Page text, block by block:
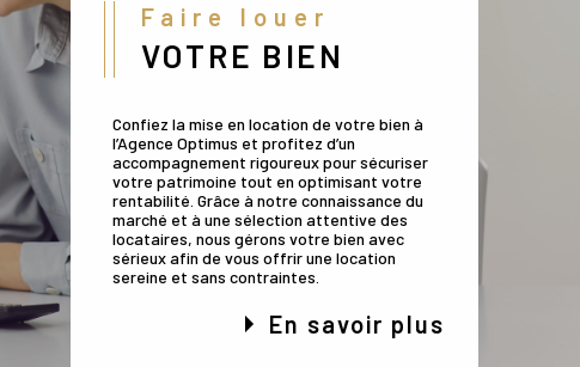
Faire louer
VOTRE BIEN
Confiez la mise en location de votre bien à
l’Agence Optimus et profitez d’un
accompagnement rigoureux pour sécuriser
votre patrimoine tout en optimisant votre
rentabilité. Grâce à notre connaissance du
marché et à une sélection attentive des
locataires, nous gérons votre bien avec
sérieux afin de vous offrir une location
sereine et sans contraintes.
En savoir plus